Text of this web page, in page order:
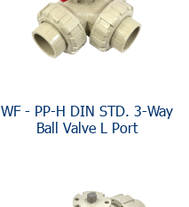
WF - PP-H DIN STD. 3-Way
Ball Valve L Port